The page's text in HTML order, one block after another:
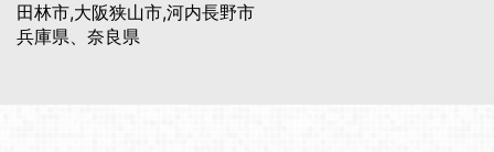
田林市,大阪狭山市,河内長野市
兵庫県、奈良県